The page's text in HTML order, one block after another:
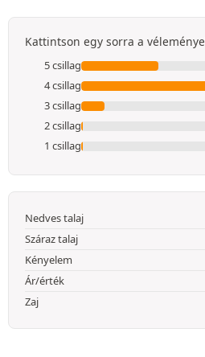
Kattintson egy sorra a
5 csillag
4 csillag
3 csillag
2 csillag
1 csillag
Nedves talaj
Száraz talaj
Kényelem
Ár/érték
Zaj